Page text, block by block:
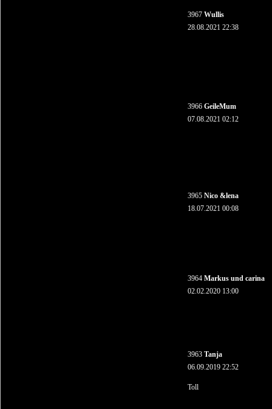
3967 Wullis
28.08.2021 22:38
3966 GeileMum
07.08.2021 02:12
3965 Nico &lena
18.07.2021 00:08
3964 Markus und carina
02.02.2020 13:00
3963 Tanja
06.09.2019 22:52
Toll